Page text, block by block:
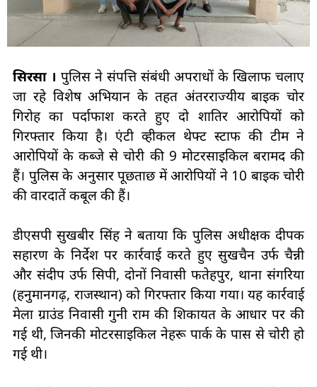
सिरसा । पुलिस ने संपत्ति संबंधी अपराधों के खिलाफ चलाए
जा रहे विशेष अभियान के तहत अंतरराज्यीय बाइक चोर
गिरोह का पर्दाफाश करते हुए दो शातिर आरोपियों को
गिरफ्तार किया है। एंटी व्हीकल थेफ्ट स्टाफ की टीम ने
आरोपियों के कब्जे से चोरी की 9 मोटरसाइकिल बरामद की
हैं। पुलिस के अनुसार पूछताछ में आरोपियों ने 10 बाइक चोरी
की वारदातें कबूल की हैं।
डीएसपी सुखबीर सिंह ने बताया कि पुलिस अधीक्षक दीपक
सहारण के निर्देश पर कार्रवाई करते हुए सुखचैन उर्फ चैन्नी
और संदीप उर्फ सिपी, दोनों निवासी फतेहपुर, थाना संगरिया
(हनुमानगढ़, राजस्थान) को गिरफ्तार किया गया। यह कार्रवाई
मेला ग्राउंड निवासी गुनी राम की शिकायत के आधार पर की
गई थी, जिनकी मोटरसाइकिल नेहरू पार्क के पास से चोरी हो
गई थी।